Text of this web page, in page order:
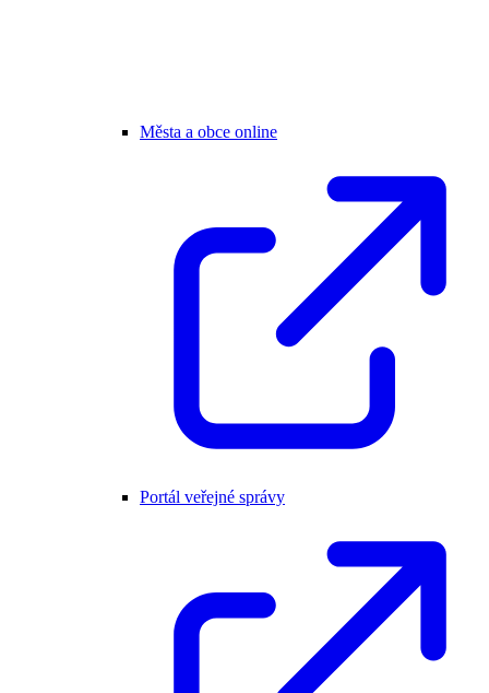
Města a obce online
Portál veřejné správy